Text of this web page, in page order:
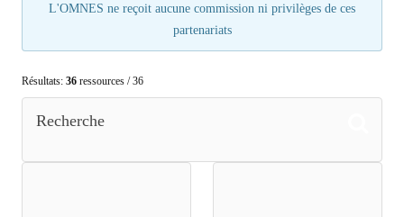
L'OMNES ne reçoit aucune commission ni privilèges de ces
partenariats
Résultats: 36 ressources / 36
Recherche